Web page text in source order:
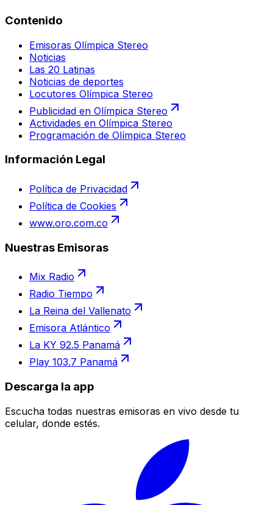
Contenido
Emisoras Olímpica Stereo
Noticias
Las 20 Latinas
Noticias de deportes
Locutores Olímpica Stereo
Publicidad en Olímpica Stereo
Actividades en Olímpica Stereo
Programación de Olímpica Stereo
Información Legal
Política de Privacidad
Política de Cookies
www.oro.com.co
Nuestras Emisoras
Mix Radio
Radio Tiempo
La Reina del Vallenato
Emisora Atlántico
La KY 92.5 Panamá
Play 103.7 Panamá
Descarga la app
Escucha todas nuestras emisoras en vivo desde tu
celular, donde estés.